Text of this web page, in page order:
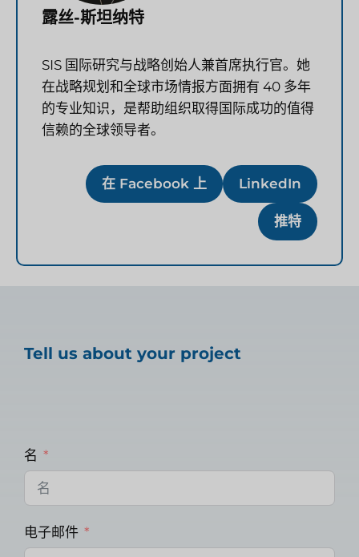
露丝-斯坦纳特
SIS 国际研究与战略创始人兼首席执行官。她
在战略规划和全球市场情报方面拥有 40 多年
的专业知识，是帮助组织取得国际成功的值得
信赖的全球领导者。
在 Facebook 上 LinkedIn
推特
Tell us about your project
名
电子邮件